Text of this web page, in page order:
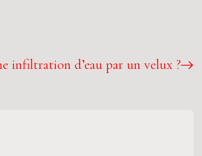
infiltration d’eau par un velux ?